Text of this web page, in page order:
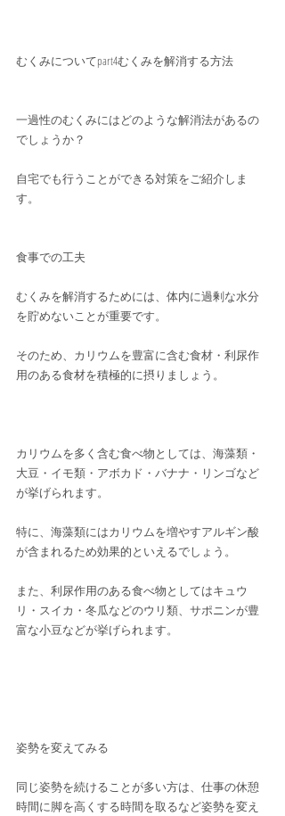
むくみについてpart4むくみを解消する方法
一過性のむくみにはどのような解消法があるの
でしょうか？
自宅でも行うことができる対策をご紹介しま
す。
食事での工夫
むくみを解消するためには、体内に過剰な水分
を貯めないことが重要です。
そのため、カリウムを豊富に含む食材・利尿作
用のある食材を積極的に摂りましょう。
カリウムを多く含む食べ物としては、海藻類・
大豆・イモ類・アボカド・バナナ・リンゴなど
が挙げられます。
特に、海藻類にはカリウムを増やすアルギン酸
が含まれるため効果的といえるでしょう。
また、利尿作用のある食べ物としてはキュウ
リ・スイカ・冬瓜などのウリ類、サポニンが豊
富な小豆などが挙げられます。
姿勢を変えてみる
同じ姿勢を続けることが多い方は、仕事の休憩
時間に脚を高くする時間を取るなど姿勢を変え